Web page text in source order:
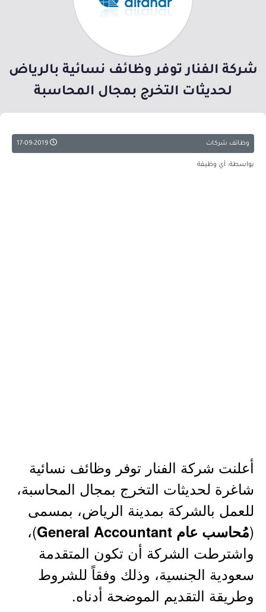
شركة الفنار توفر وظائف نسائية بالرياض
لحديثات التخرج بمجال المحاسبة
وظائف شركات
بواسطة: أي وظيفة
أعلنت شركة الفنار توفر وظائف نسائية
شاغرة لحديثات التخرج بمجال المحاسبة،
للعمل بالشركة بمدينة الرياض، بمسمى
(مُحاسب عام General Accountant
)،
واشترطت الشركة أن تكون المتقدمة
سعودية الجنسية، وذلك وفقاً للشروط
وطريقة التقديم الموضحة أدناه.